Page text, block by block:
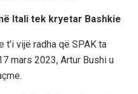
Itali tek kryetar Bashkie
vijë radha që SPAK ta
mars 2023, Artur Bushi u